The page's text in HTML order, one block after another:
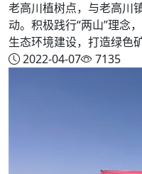
老高川植树点，与老高川
动。积极践行“两山”理念
生态环境建设，打造绿色矿
2022-04-07
7135